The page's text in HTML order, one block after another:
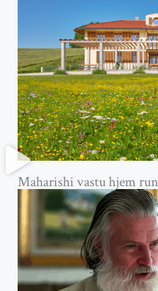
Maharishi vastu hjem